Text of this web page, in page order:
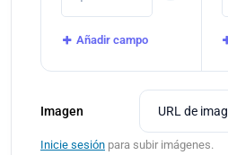
Añadir campo
Imagen
Inicie sesión para subir imágenes.